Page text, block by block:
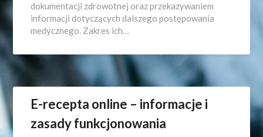
dokumentacji zdrowotnej oraz przekazywaniem
informacji dotyczących dalszego postępowania
medycznego. Zakres ich…
E-recepta online – informacje i
zasady funkcjonowania